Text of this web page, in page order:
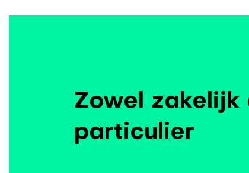
Zowel zakelijk
particulier